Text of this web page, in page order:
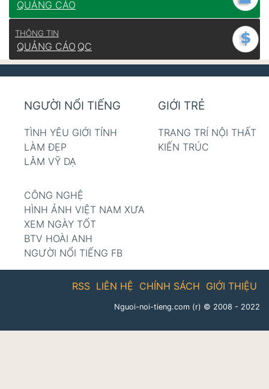
QUẢNG CÁO
THÔNG TIN
QUẢNG CÁO QC
NGƯỜI NỔI TIẾNG
TÌNH YÊU GIỚI TÍNH
LÀM ĐẸP
LÂM VỸ DẠ
GIỚI TRẺ
TRANG TRÍ NỘI THẤT
KIẾN TRÚC
CÔNG NGHỆ
HÌNH ẢNH VIỆT NAM XƯA
XEM NGÀY TỐT
BTV HOÀI ANH
NGƯỜI NỔI TIẾNG FB
GIỚI THIỆU
CHÍNH SÁCH
LIÊN HỆ
RSS
Nguoi-noi-tieng.com (r) © 2008 - 2022